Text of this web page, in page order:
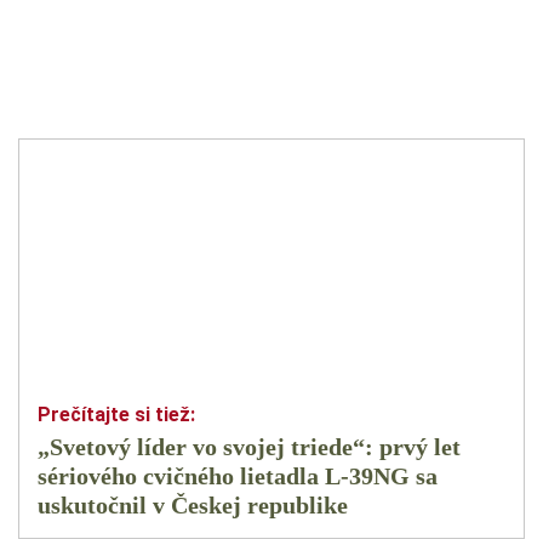
„Svetový líder vo svojej triede“: prvý let
sériového cvičného lietadla L-39NG sa
uskutočnil v Českej republike